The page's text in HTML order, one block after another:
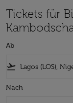
Tickets für
Ab
flight_takeoff
Nach